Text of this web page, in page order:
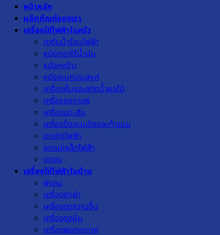
หน้าหลัก
ผลิตภัณฑ์ของเรา
เครื่องใช้ไฟฟ้าในครัว
กาต้มน้ำร้อนไฟฟ้า
หม้อทอดไร้น้ำมัน
หม้อหุงข้าว
หม้ออเนกประสงค์
เครื่องคั้นและสกัดน้ำผลไม้
เครื่องชงกาแฟ
เครื่องบด-สับ
เครื่องปิ้งขนมปังและทำขนม
เตาย่างไฟฟ้า
เตาแม่เหล็กไฟฟ้า
เตาอบ
เครื่องใช้ไฟฟ้าในบ้าน
พัดลม
เครื่องซักผ้า
เครื่องดูดความชื้น
เครื่องดูดฝุ่น
เครื่องฟอกอากาศ